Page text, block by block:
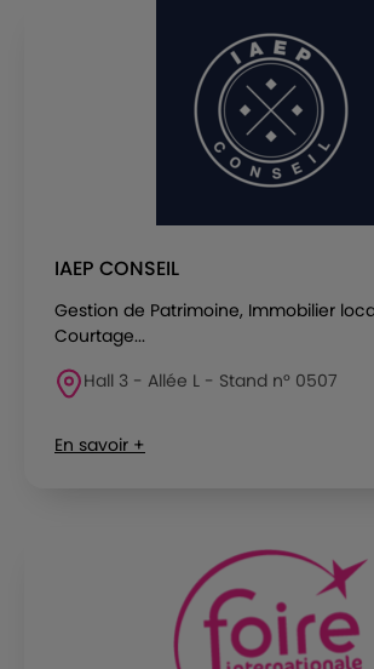
IAEP CONSEIL
Gestion de Patrimoine, Immobilier
Courtage...
Hall 3 - Allée L - Stand n° 0507
En savoir +